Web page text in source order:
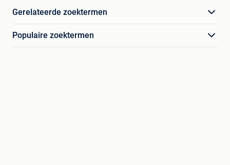
Gerelateerde zoektermen
Populaire zoektermen